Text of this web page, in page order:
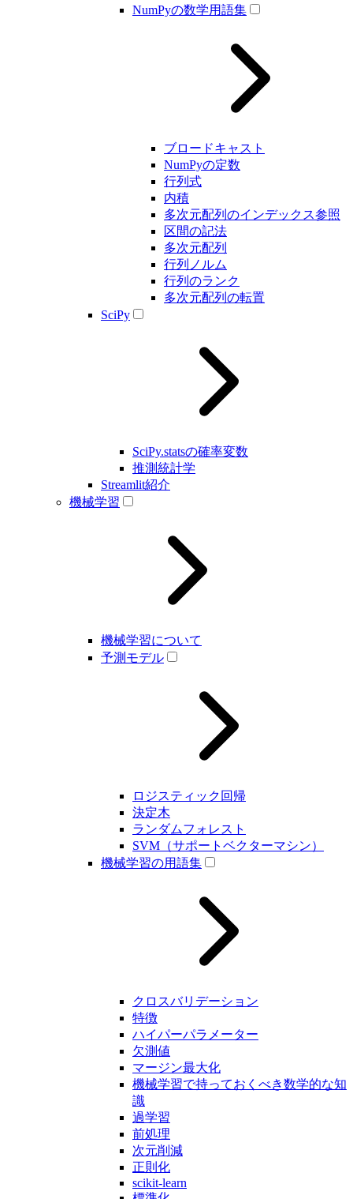
NumPyの数学用語集
ブロードキャスト
NumPyの定数
行列式
内積
多次元配列のインデックス参照
区間の記法
多次元配列
行列ノルム
行列のランク
多次元配列の転置
SciPy
SciPy.statsの確率変数
推測統計学
Streamlit紹介
機械学習
機械学習について
予測モデル
ロジスティック回帰
決定木
ランダムフォレスト
SVM（サポートベクターマシン）
機械学習の用語集
クロスバリデーション
特徴
ハイパーパラメーター
欠測値
マージン最大化
機械学習で持っておくべき数学的な知
識
過学習
前処理
次元削減
正則化
scikit-learn